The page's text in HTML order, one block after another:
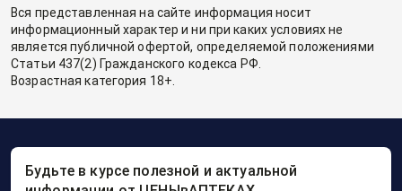
Вся представленная на сайте информация носит
информационный характер и ни при каких условиях не
является публичной офертой, определяемой положениями
Статьи 437(2) Гражданского кодекса РФ.
Возрастная категория 18+.
Будьте в курсе полезной и актуальной